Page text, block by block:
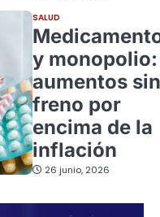
SALUD
y monopolio:
aumentos sin
freno por
encima de la
inflación
26 junio, 2026